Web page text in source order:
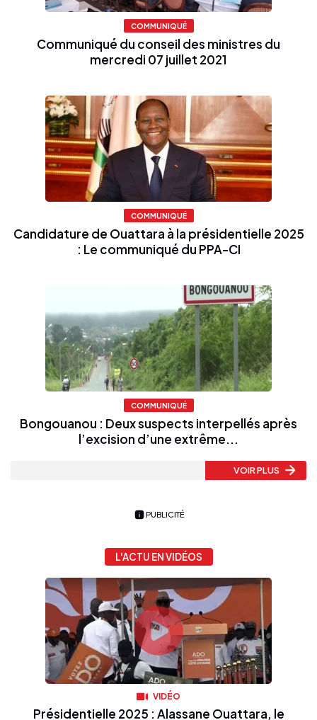
COMMUNIQUÉ
Communiqué du conseil des ministres du
mercredi 07 juillet 2021
COMMUNIQUÉ
Candidature de Ouattara à la présidentielle 2025
: Le communiqué du PPA-CI
COMMUNIQUÉ
Bongouanou : Deux suspects interpellés après
l’excision d’une extrême...
VOIR PLUS
PUBLICITÉ
L'ACTU EN VIDÉOS
VIDÉO
Présidentielle 2025 : Alassane Ouattara, le